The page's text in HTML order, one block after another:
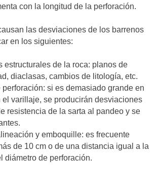
con la longitud de la perforación.
las desviaciones de los barrenos
en los siguientes:
estructurales de la roca: planos de
diaclasas, cambios de litología, etc.
perforación: si es demasiado grande en
el varillaje, se producirán desviaciones
resistencia de la sarta al pandeo y se
y emboquille: es frecuente
de 10 cm o de una distancia igual a la
diámetro de perforación.